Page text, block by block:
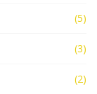
(5)
(3)
(2)